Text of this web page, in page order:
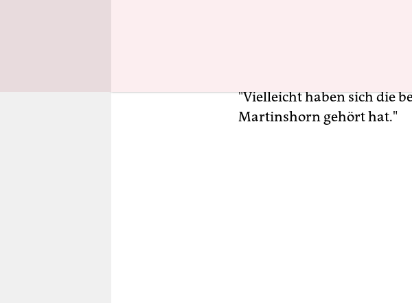
sich unterwegs mehrfach
aus. Ihre
"Vielleicht haben sich die
Martinshorn gehört hat."